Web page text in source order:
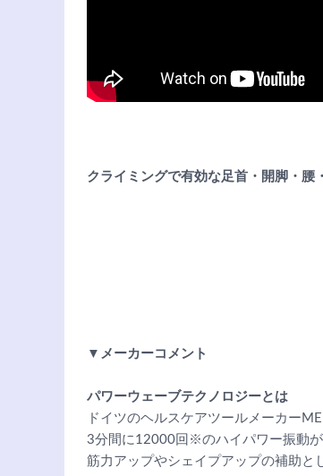
クライミングで有効な足首・開脚・腰
▼メーカーコメント
パワーウェーブテクノロジーとは
ドイツのヘルスケアツールメーカー
3分間に12000回※のハイパワー振動が
筋力アップやシェイプアップの補助